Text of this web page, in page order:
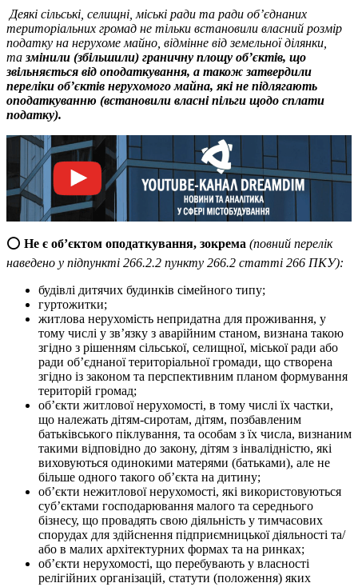
Деякі сільські, селищні, міські ради та ради об’єднаних
територіальних громад не тільки встановили власний розмір
податку на нерухоме майно, відмінне від земельної ділянки,
та змінили (збільшили) граничну площу об’єктів, що
звільняється від оподаткування, а також затвердили
переліки об’єктів нерухомого майна, які не підлягають
оподаткуванню (встановили власні пільги щодо сплати
податку).
⭕ Не є об’єктом оподаткування, зокрема (повний перелік
наведено у підпункті 266.2.2 пункту 266.2 статті 266 ПКУ):
будівлі дитячих будинків сімейного типу;
гуртожитки;
житлова нерухомість непридатна для проживання, у
тому числі у зв’язку з аварійним станом, визнана такою
згідно з рішенням сільської, селищної, міської ради або
ради об’єднаної територіальної громади, що створена
згідно із законом та перспективним планом формування
територій громад;
об’єкти житлової нерухомості, в тому числі їх частки,
що належать дітям-сиротам, дітям, позбавленим
батьківського піклування, та особам з їх числа, визнаним
такими відповідно до закону, дітям з інвалідністю, які
виховуються одинокими матерями (батьками), але не
більше одного такого об’єкта на дитину;
об’єкти нежитлової нерухомості, які використовуються
суб’єктами господарювання малого та середнього
бізнесу, що провадять свою діяльність у тимчасових
спорудах для здійснення підприємницької діяльності та/
або в малих архітектурних формах та на ринках;
об’єкти нерухомості, що перебувають у власності
релігійних організацій, статути (положення) яких